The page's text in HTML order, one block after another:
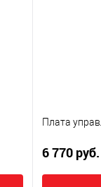
Плата
6 770 руб.